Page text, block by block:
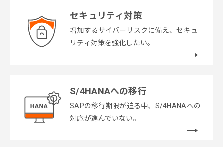
セキュリティ対策
増加するサイバーリスクに備え、セキュ
リティ対策を強化したい。
S/4HANAへの移行
SAPの移行期限が迫る中、S/4HANAへの
対応が進んでいない。